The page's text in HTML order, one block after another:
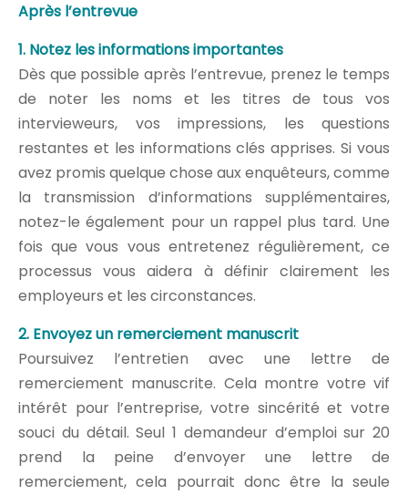
Après l’entrevue
1. Notez les informations importantes
Dès que possible après l’entrevue, prenez le temps
de noter les noms et les titres de tous vos
intervieweurs, vos impressions, les questions
restantes et les informations clés apprises. Si vous
avez promis quelque chose aux enquêteurs, comme
la transmission d’informations supplémentaires,
notez-le également pour un rappel plus tard. Une
fois que vous vous entretenez régulièrement, ce
processus vous aidera à définir clairement les
employeurs et les circonstances.
2. Envoyez un remerciement manuscrit
Poursuivez l’entretien avec une lettre de
remerciement manuscrite. Cela montre votre vif
intérêt pour l’entreprise, votre sincérité et votre
souci du détail. Seul 1 demandeur d’emploi sur 20
prend la peine d’envoyer une lettre de
remerciement, cela pourrait donc être la seule